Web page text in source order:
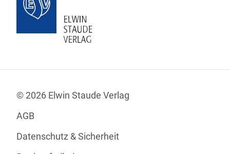
© 2026 Elwin Staude Verlag
AGB
Datenschutz & Sicherheit